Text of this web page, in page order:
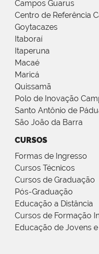
Campos Guarus
Centro de Referência
Goytacazes
Itaboraí
Itaperuna
Macaé
Maricá
Quissamã
Polo de Inovação
Santo Antônio de
São João da Barra
CURSOS
Formas de Ingresso
Cursos Técnicos
Cursos de Graduação
Pós-Graduação
Educação a Distância
Cursos de Formação
Educação de Jovens